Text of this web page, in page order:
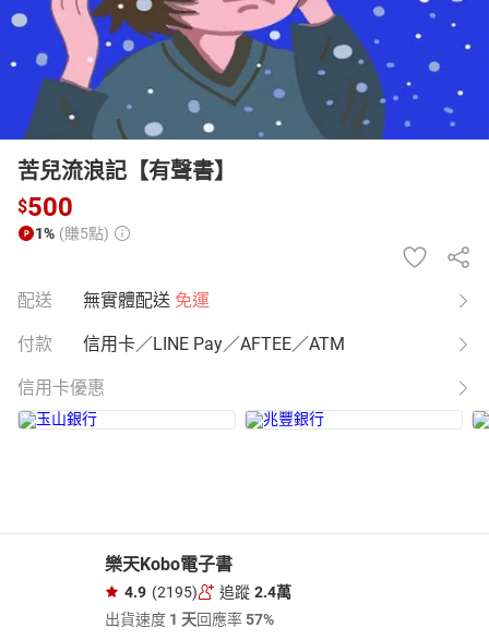
苦兒流浪記【有聲書】
$500
1% (賺5點)
配送 無實體配送 免運
付款 信用卡／LINE Pay／AFTEE／ATM
信用卡優惠
樂天Kobo電子書
4.9 (2195) 追蹤 2.4萬
出貨速度 1 天回應率57%